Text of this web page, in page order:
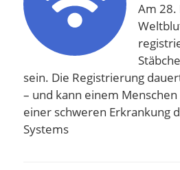
Am 28.
sein. Die Registrierung
– und kann einem
einer schweren Erkrankung
Systems